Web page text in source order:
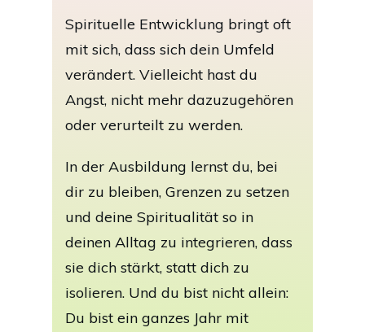
Spirituelle Entwicklung bringt oft
mit sich, dass sich dein Umfeld
verändert. Vielleicht hast du
Angst, nicht mehr dazuzugehören
oder verurteilt zu werden.
In der Ausbildung lernst du, bei
dir zu bleiben, Grenzen zu setzen
und deine Spiritualität so in
deinen Alltag zu integrieren, dass
sie dich stärkt, statt dich zu
isolieren. Und du bist nicht allein:
Du bist ein ganzes Jahr mit